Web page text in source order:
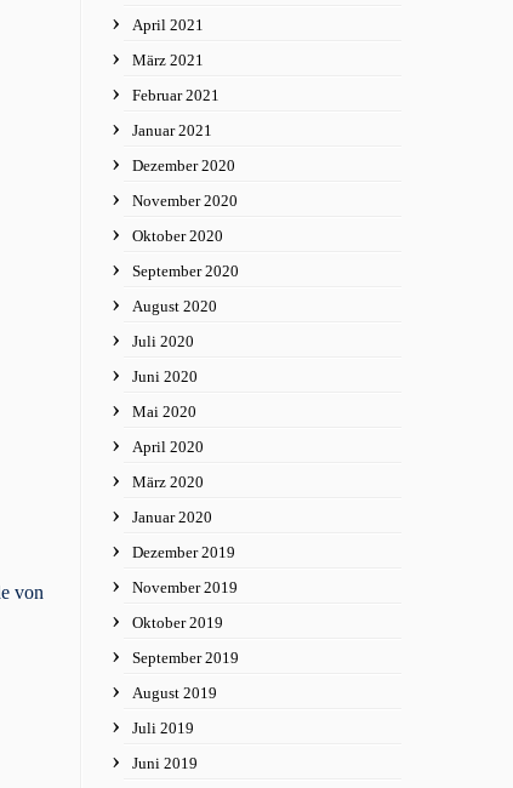
von
April 2021
März 2021
Februar 2021
Januar 2021
Dezember 2020
November 2020
Oktober 2020
September 2020
August 2020
Juli 2020
Juni 2020
Mai 2020
April 2020
März 2020
Januar 2020
Dezember 2019
November 2019
Oktober 2019
September 2019
August 2019
Juli 2019
Juni 2019